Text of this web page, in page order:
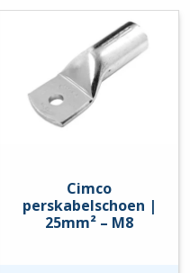
Cimco
perskabelschoen |
25mm² – M8